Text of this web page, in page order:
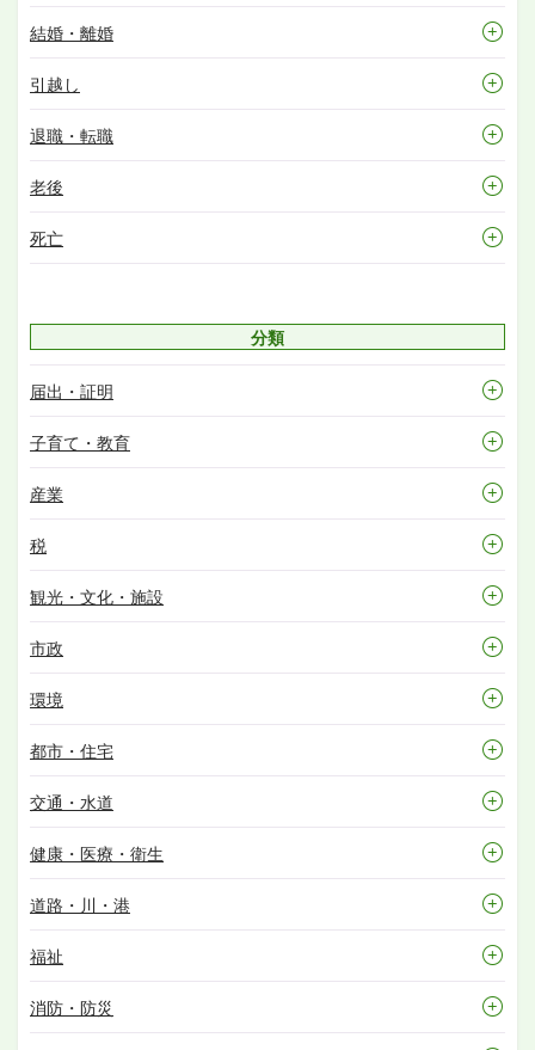
結婚・離婚
引越し
退職・転職
老後
死亡
分類
届出・証明
子育て・教育
産業
税
観光・文化・施設
市政
環境
都市・住宅
交通・水道
健康・医療・衛生
道路・川・港
福祉
消防・防災